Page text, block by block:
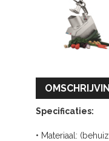
Specificaties:
• Materiaal: